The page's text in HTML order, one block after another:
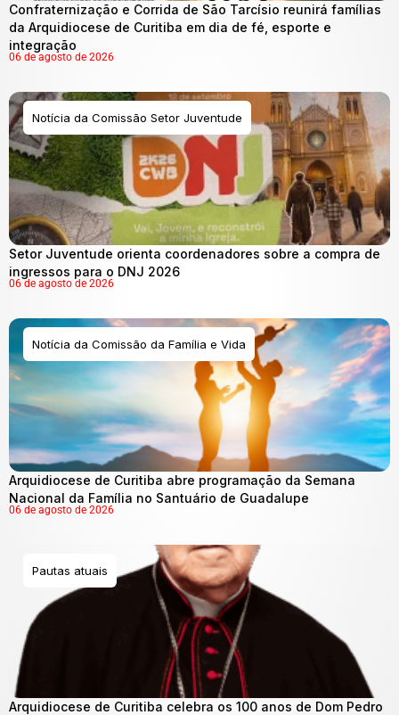
Confraternização e Corrida de São Tarcísio reunirá famílias
da Arquidiocese de Curitiba em dia de fé, esporte e
integração
06 de agosto de 2026
Notícia da Comissão Setor Juventude
Setor Juventude orienta coordenadores sobre a compra de
ingressos para o DNJ 2026
06 de agosto de 2026
Notícia da Comissão da Família e Vida
Arquidiocese de Curitiba abre programação da Semana
Nacional da Família no Santuário de Guadalupe
06 de agosto de 2026
Pautas atuais
Arquidiocese de Curitiba celebra os 100 anos de Dom Pedro